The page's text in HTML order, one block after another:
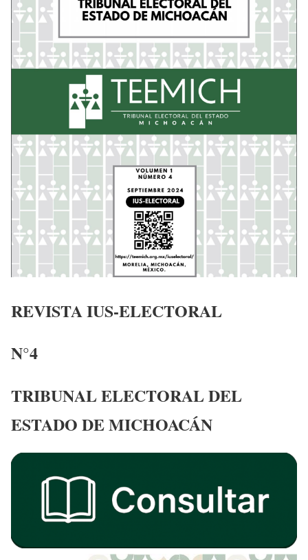
REVISTA IUS-ELECTORAL
N°4
TRIBUNAL ELECTORAL DEL
ESTADO DE MICHOACÁN